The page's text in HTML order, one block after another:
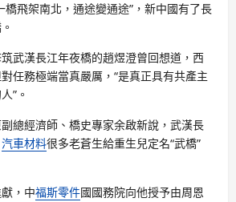
橋飛架南北，通途變通途”，新中國有了長
武漢長江年夜橋的趙煜澄曾回想道，西
任務極端當真嚴厲，“是真正具有共產主
”。
總經濟師、橋史專家余啟新說，武漢長
汽車材料很多老蒼生給重生兒定名“武橋”
，中福斯零件國國務院向他授予由周恩